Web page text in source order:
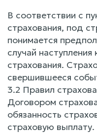
В соответствии с
страхования, под
понимается
случай
страхования.
свершившееся
3.2 Правил
Договором
обязанность
страховую выплату.